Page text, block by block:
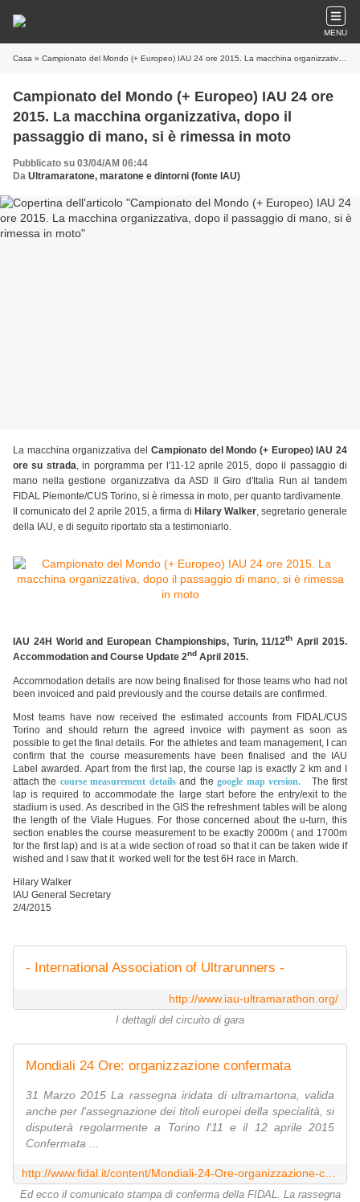
MENU
Casa » Campionato del Mondo (+ Europeo) IAU 24 ore 2015. La macchina organizzativa, dopo il passaggio di mano, si è rimessa in moto
Campionato del Mondo (+ Europeo) IAU 24 ore
2015. La macchina organizzativa, dopo il
passaggio di mano, si è rimessa in moto
Pubblicato su 03/04/AM 06:44
Da Ultramaratone, maratone e dintorni (fonte IAU)
La macchina organizzativa del Campionato del Mondo (+ Europeo) IAU 24
ore su strada, in porgramma per l'11-12 aprile 2015, dopo il passaggio di
mano nella gestione organizzativa da ASD Il Giro d'Italia Run al tandem
FIDAL Piemonte/CUS Torino, si è rimessa in moto, per quanto tardivamente.
Il comunicato del 2 aprile 2015, a firma di Hilary Walker, segretario generale
della IAU, e di seguito riportato sta a testimoniarlo.
IAU 24H World and European Championships, Turin, 11/12th April 2015.
Accommodation and Course Update 2nd April 2015.
Accommodation details are now being finalised for those teams who had not
been invoiced and paid previously and the course details are confirmed.
Most teams have now received the estimated accounts from FIDAL/CUS
Torino and should return the agreed invoice with payment as soon as
possible to get the final details. For the athletes and team management, I can
confirm that the course measurements have been finalised and the IAU
Label awarded. Apart from the first lap, the course lap is exactly 2 km and I
attach the course measurement detailsand thegoogle map version. The first
lap is required to accommodate the large start before the entry/exit to the
stadium is used. As described in the GIS the refreshment tables will be along
the length of the Viale Hugues. For those concerned about the u-turn, this
section enables the course measurement to be exactly 2000m ( and 1700m
for the first lap) and is at a wide section of road so that it can be taken wide if
wished and I saw that it worked well for the test 6H race in March.
Hilary Walker
IAU General Secretary
2/4/2015
- International Association of Ultrarunners -
http://www.iau-ultramarathon.org/
I dettagli del circuito di gara
Mondiali 24 Ore: organizzazione confermata
31 Marzo 2015 La rassegna iridata di ultramartona, valida
anche per l'assegnazione dei titoli europei della specialità, si
disputerà regolarmente a Torino l'11 e il 12 aprile 2015
Confermata ...
Ed ecco il comunicato stampa di conferma della FIDAL. La rassegna